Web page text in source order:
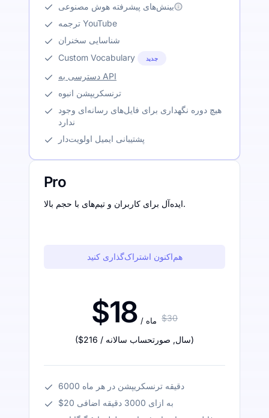
بینش‌های پیشرفته هوش مصنوعی
ترجمه YouTube
شناسایی سخنران
Custom Vocabulary
جدید
دسترسی به API
ترنسکریپشن انبوه
هیچ دوره نگهداری برای فایل‌های رسانه‌ای وجود
ندارد
پشتیبانی ایمیل اولویت‌دار
Pro
ایده‌آل برای کاربران و تیم‌های با حجم بالا.
هم‌اکنون اشتراک‌گذاری کنید
$18 / ماه $30
($216 / سال, صورتحساب سالانه )
6000 دقیقه ترنسکریپشن در هر ماه
$20 به ازای 3000 دقیقه اضافی